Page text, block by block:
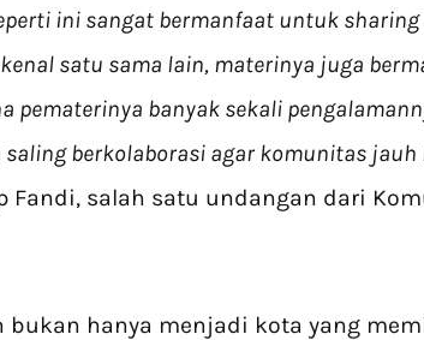
ini sangat bermanfaat untuk
satu sama lain, materinya juga
pematerinya banyak sekali
berkolaborasi agar komunitas jauh
Fandi, salah satu undangan dari
bukan hanya menjadi kota yang